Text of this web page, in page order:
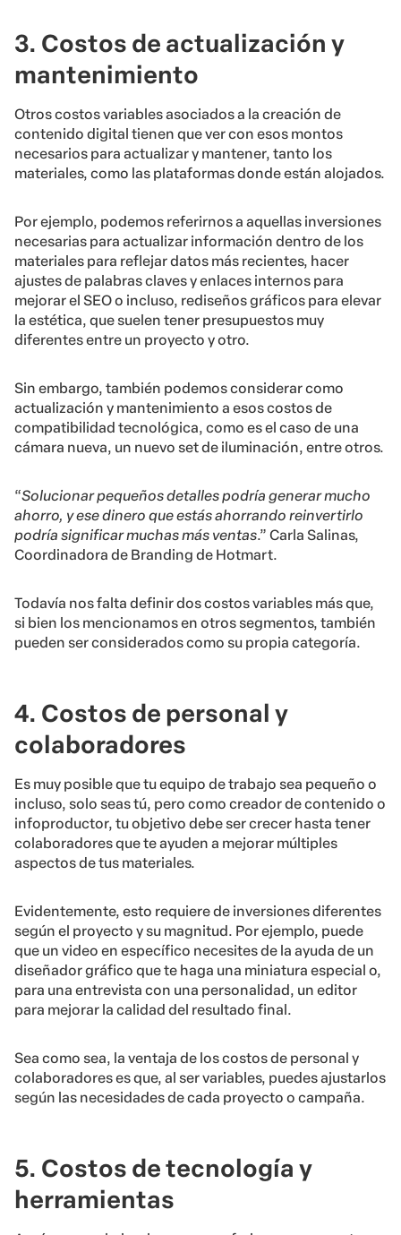
3. Costos de actualización y
mantenimiento
Otros costos variables asociados a la creación de
contenido digital tienen que ver con esos montos
necesarios para actualizar y mantener, tanto los
materiales, como las plataformas donde están alojados.
Por ejemplo, podemos referirnos a aquellas inversiones
necesarias para actualizar información dentro de los
materiales para reflejar datos más recientes, hacer
ajustes de palabras claves y enlaces internos para
mejorar el SEO o incluso, rediseños gráficos para elevar
la estética, que suelen tener presupuestos muy
diferentes entre un proyecto y otro.
Sin embargo, también podemos considerar como
actualización y mantenimiento a esos costos de
compatibilidad tecnológica, como es el caso de una
cámara nueva, un nuevo set de iluminación, entre otros.
“Solucionar pequeños detalles podría generar mucho
ahorro, y ese dinero que estás ahorrando reinvertirlo
podría significar muchas más ventas.” Carla Salinas,
Coordinadora de Branding de Hotmart.
Todavía nos falta definir dos costos variables más que,
si bien los mencionamos en otros segmentos, también
pueden ser considerados como su propia categoría.
4. Costos de personal y
colaboradores
Es muy posible que tu equipo de trabajo sea pequeño o
incluso, solo seas tú, pero como creador de contenido o
infoproductor, tu objetivo debe ser crecer hasta tener
colaboradores que te ayuden a mejorar múltiples
aspectos de tus materiales.
Evidentemente, esto requiere de inversiones diferentes
según el proyecto y su magnitud. Por ejemplo, puede
que un video en específico necesites de la ayuda de un
diseñador gráfico que te haga una miniatura especial o,
para una entrevista con una personalidad, un editor
para mejorar la calidad del resultado final.
Sea como sea, la ventaja de los costos de personal y
colaboradores es que, al ser variables, puedes ajustarlos
según las necesidades de cada proyecto o campaña.
5. Costos de tecnología y
herramientas